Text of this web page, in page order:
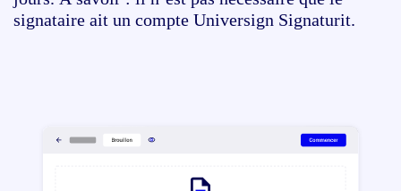
signataire ait un compte Universign Signaturit.